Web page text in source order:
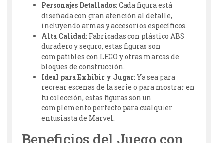
Personajes Detallados:Cada figura está
diseñada con gran atención al detalle,
incluyendo armas y accesorios específicos.
Alta Calidad: Fabricadas con plástico ABS
duradero y seguro, estas figuras son
compatibles con LEGO y otras marcas de
bloques de construcción.
Ideal para Exhibir y Jugar:Ya sea para
recrear escenas de la serie o para mostrar en
tu colección, estas figuras son un
complemento perfecto para cualquier
entusiasta de Marvel.
Beneficios del Juego con